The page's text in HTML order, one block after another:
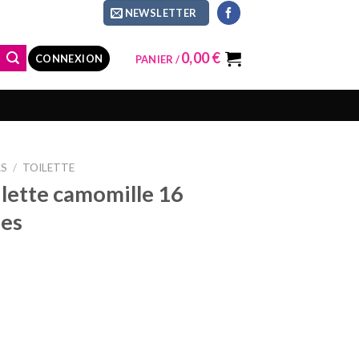
NEWSLETTER
CONNEXION PANIER /0,00€
/ TOILETTE
camomille 16